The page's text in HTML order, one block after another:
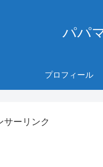
パパ
プロフィール
サーリンク